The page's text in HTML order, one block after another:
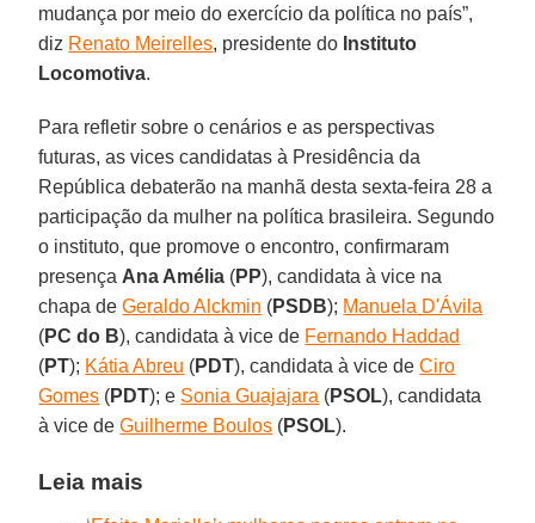
mudança por meio do exercício da política no país”,
diz Renato Meirelles, presidente do Instituto
Locomotiva.
Para refletir sobre o cenários e as perspectivas
futuras, as vices candidatas à Presidência da
República debaterão na manhã desta sexta-feira 28 a
participação da mulher na política brasileira. Segundo
o instituto, que promove o encontro, confirmaram
presença Ana Amélia (PP), candidata à vice na
chapa deGeraldo Alckmin (PSDB); Manuela D'Ávila
(PC do B), candidata à vice de Fernando Haddad
(PT); Kátia Abreu (PDT), candidata à vice deCiro
Gomes (PDT); e Sonia Guajajara (PSOL), candidata
à vice deGuilherme Boulos (PSOL).
Leia mais